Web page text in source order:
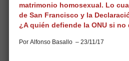
matrimonio homosexual. Lo
de San Francisco y la
¿A quién defiende la ONU si
Por Alfonso Basallo – 23/11/17